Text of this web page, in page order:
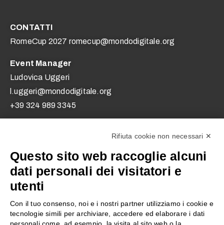
CONTATTI
RomeCup 2027 romecup@mondodigitale.org
Event Manager
Ludovica Uggeri
l.uggeri@mondodigitale.org
+39 324 989 3345
e.curatola@mondodigitale.org
+39 393 892 2360
INDIRIZZI
Rifiuta cookie non necessari ✕
Questo sito web raccoglie alcuni
dati personali dei visitatori e
utenti
Con il tuo consenso, noi e i nostri partner utilizziamo i cookie e
tecnologie simili per archiviare, accedere ed elaborare i dati